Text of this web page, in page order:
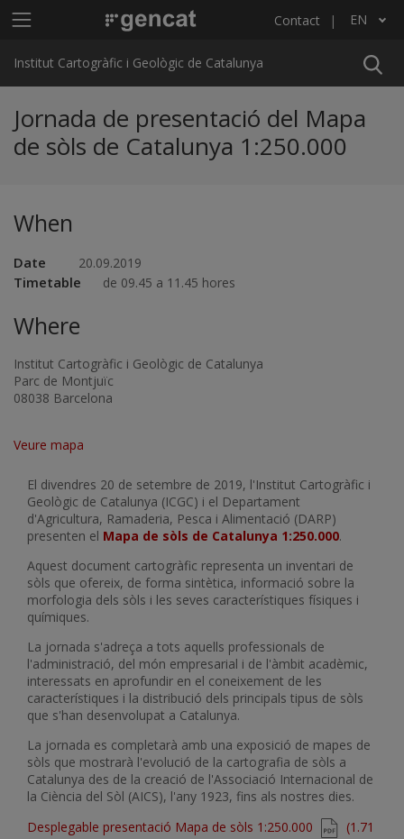
Main menu ICGC Contact EN
List additional actions
Institut Cartogràfic i Geològic de Catalunya
Jornada de presentació del Mapa
de sòls de Catalunya 1:250.000
When
Date 20.09.2019
Timetable de 09.45 a 11.45 hores
Where
Institut Cartogràfic i Geològic de Catalunya
Parc de Montjuïc
08038 Barcelona
Veure mapa
El divendres 20 de setembre de 2019, l'Institut Cartogràfic i
Geològic de Catalunya (ICGC) i el Departament
d'Agricultura, Ramaderia, Pesca i Alimentació (DARP)
presenten el Mapa de sòls de Catalunya 1:250.000.
Aquest document cartogràfic representa un inventari de
sòls que ofereix, de forma sintètica, informació sobre la
morfologia dels sòls i les seves característiques físiques i
químiques.
La jornada s'adreça a tots aquells professionals de
l'administració, del món empresarial i de l'àmbit acadèmic,
interessats en aprofundir en el coneixement de les
característiques i la distribució dels principals tipus de sòls
que s'han desenvolupat a Catalunya.
La jornada es completarà amb una exposició de mapes de
sòls que mostrarà l'evolució de la cartografia de sòls a
Catalunya des de la creació de l'Associació Internacional de
la Ciència del Sòl (AICS), l'any 1923, fins als nostres dies.
Document
Desplegable presentació Mapa de sòls 1:250.000
(1.71